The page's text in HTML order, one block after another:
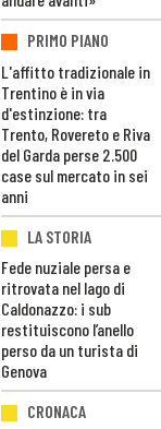
PRIMO PIANO
L'affitto tradizionale in
Trentino è in via
d'estinzione: tra
Trento, Rovereto e Riva
del Garda perse 2.500
case sul mercato in sei
anni
LA STORIA
Fede nuziale persa e
ritrovata nel lago di
Caldonazzo: i sub
restituiscono l’anello
perso da un turista di
Genova
CRONACA